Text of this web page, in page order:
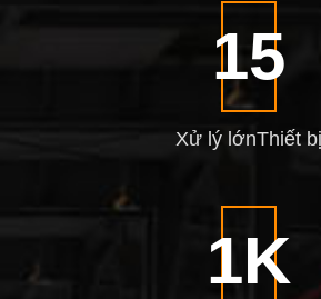
20
Xử lý lớnThiết bị
1K